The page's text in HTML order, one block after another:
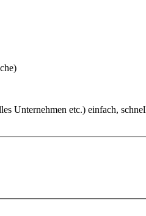
Unternehmen etc.) einfach,